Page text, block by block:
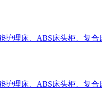
理床、ABS床头柜、复
理床、ABS床头柜、复